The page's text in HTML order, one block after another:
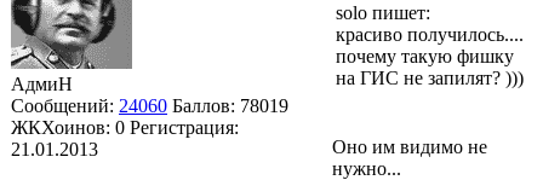
АдмиН
Сообщений: 24060 Баллов: 78019
ЖКХоинов: 0 Регистрация:
21.01.2013
solo пишет:
красиво получилось....
почему такую фишку
на ГИС не запилят? )))
Оно им видимо не
нужно...